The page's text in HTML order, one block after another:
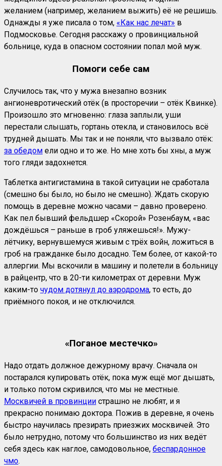
желанием (например, желанием выжить) её не решишь.
Однажды я уже писала о том, «Как нас лечат» в
Подмосковье. Сегодня расскажу о провинциальной
больнице, куда в опасном состоянии попал мой муж.
Помоги себе сам
Случилось так, что у мужа внезапно возник
ангионевротический отёк (в просторечии – отёк Квинке).
Произошло это мгновенно: глаза заплыли, уши
перестали слышать, гортань отекла, и становилось всё
трудней дышать. Мы так и не поняли, что вызвало отёк:
за обедом ели одно и то же. Но мне хоть бы хны, а муж
того гляди задохнется.
Таблетка антигистамина в такой ситуации не сработала
(смешно бы было, но было не смешно). Ждать скорую
помощь в деревне можно часами – давно проверено.
Как пел бывший фельдшер «Скорой» Розенбаум, «вас
дождёшься – раньше в гроб уляжешься!». Мужу-
лётчику, вернувшемуся живым с трёх войн, ложиться в
гроб на гражданке было досадно. Тем более, от какой-то
аллергии. Мы вскочили в машину и полетели в больницу
в райцентр, что в 20-ти километрах от деревни. Муж
каким-то чудом дотянул до аэродрома, то есть, до
приёмного покоя, и не отключился.
«Поганое местечко»
Надо отдать должное дежурному врачу. Сначала он
постарался купировать отёк, пока муж ещё мог дышать,
и только потом скривился, что мы не местные.
Москвичей в провинции страшно не любят, и я
прекрасно понимаю доктора. Пожив в деревне, я очень
быстро научилась презирать приезжих москвичей. Это
было нетрудно, потому что большинство из них ведёт
себя здесь как наглое, самодовольное, беспардонное
чмо.